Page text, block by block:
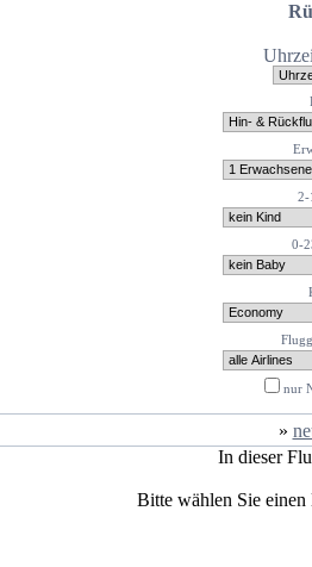
2-
0-
nur
»
In dieser
Bitte wählen Sie